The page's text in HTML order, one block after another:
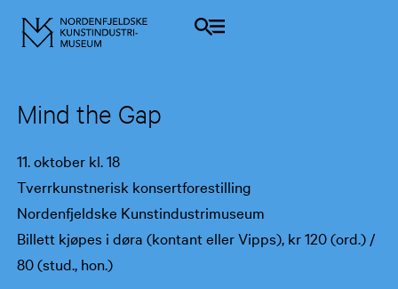
Mind the Gap
11. oktober kl. 18
Tverrkunstnerisk konsertforestilling
Nordenfjeldske Kunstindustrimuseum
Billett kjøpes i døra (kontant eller Vipps), kr 120 (ord.) /
80 (stud., hon.)